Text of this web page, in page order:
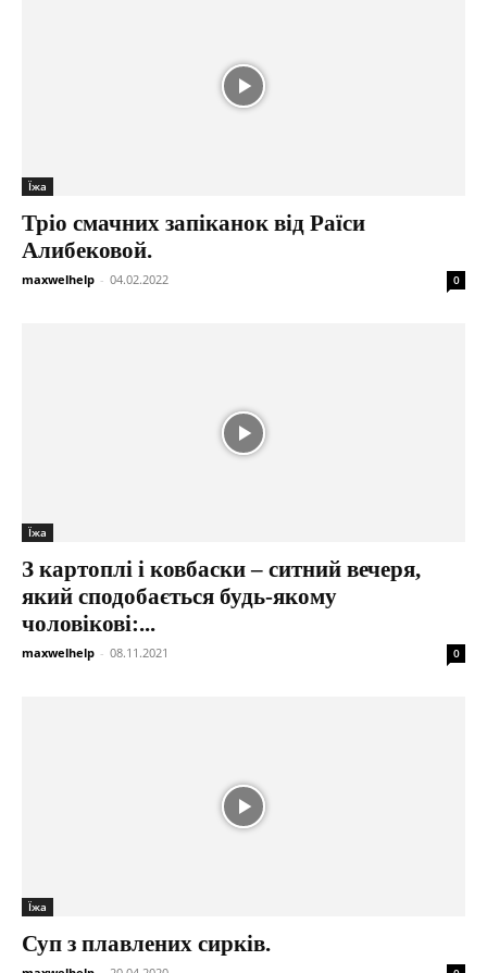
Їжа
Тріо смачних запіканок від Раїси
Алибековой.
maxwelhelp - 04.02.2022 0
Їжа
З картоплі і ковбаски – ситний вечеря,
який сподобається будь-якому
чоловікові:...
maxwelhelp - 08.11.2021 0
Їжа
Суп з плавлених сирків.